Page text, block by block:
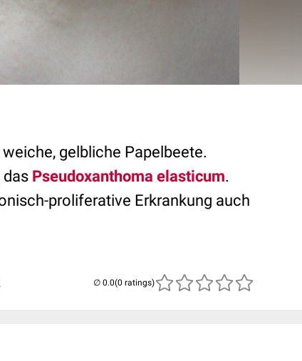
gelbliche Papelbeete.
das Pseudoxanthoma elasticum.
proliferative Erkrankung auch
(0 ratings)